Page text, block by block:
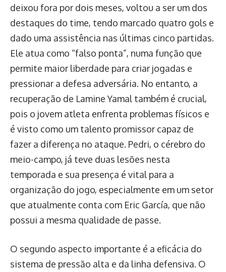
deixou fora por dois meses, voltou a ser um dos
destaques do time, tendo marcado quatro gols e
dado uma assistência nas últimas cinco partidas.
Ele atua como “falso ponta”, numa função que
permite maior liberdade para criar jogadas e
pressionar a defesa adversária. No entanto, a
recuperação de Lamine Yamal também é crucial,
pois o jovem atleta enfrenta problemas físicos e
é visto como um talento promissor capaz de
fazer a diferença no ataque. Pedri, o cérebro do
meio-campo, já teve duas lesões nesta
temporada e sua presença é vital para a
organização do jogo, especialmente em um setor
que atualmente conta com Eric García, que não
possui a mesma qualidade de passe.
O segundo aspecto importante é a eficácia do
sistema de pressão alta e da linha defensiva. O